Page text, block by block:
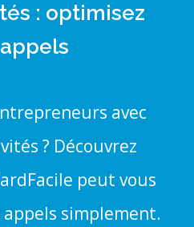
: optimisez
avec
? Découvrez
peut vous
simplement.